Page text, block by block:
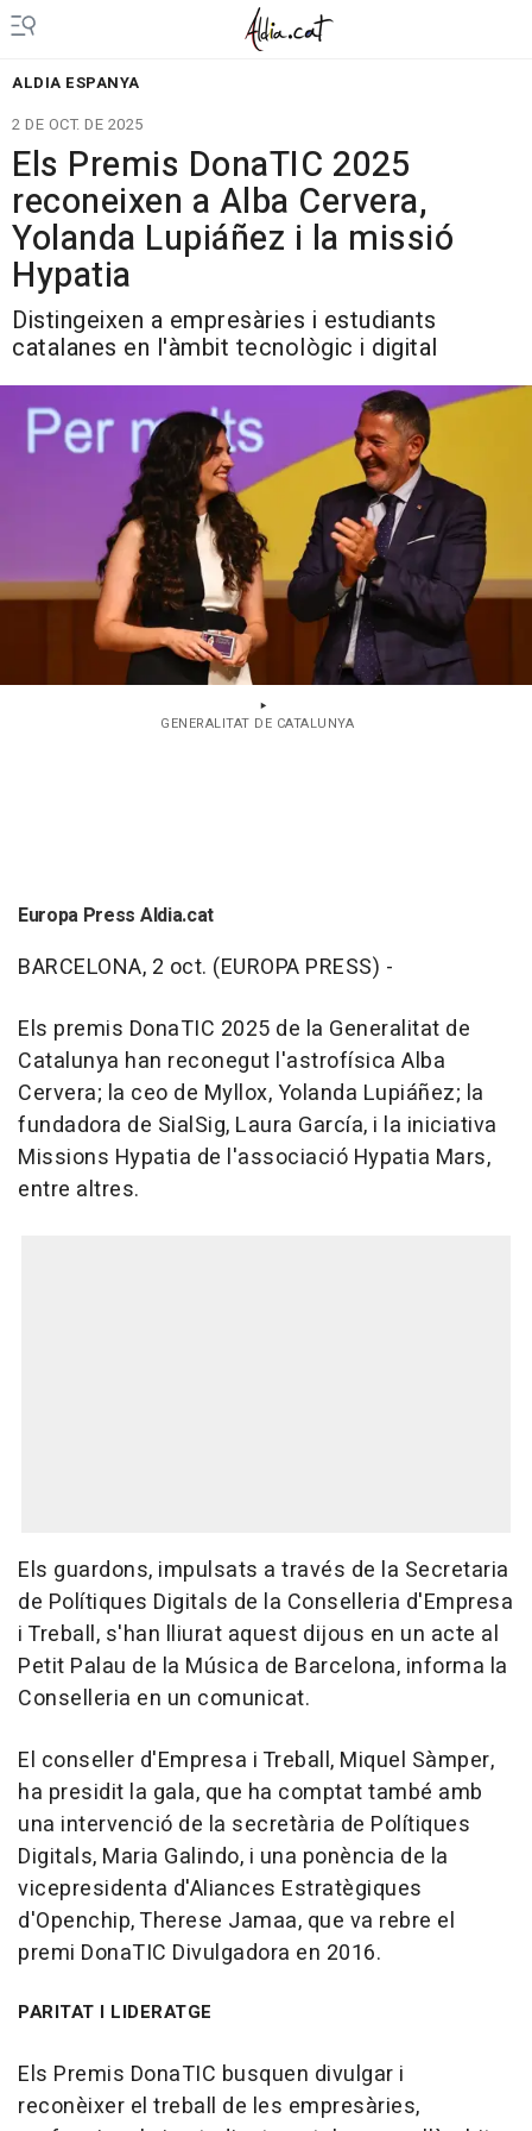
ALDIA ESPANYA
2 DE OCT. DE 2025
Els Premis DonaTIC 2025
reconeixen a Alba Cervera,
Yolanda Lupiáñez i la missió
Hypatia
Distingeixen a empresàries i estudiants
catalanes en l'àmbit tecnològic i digital
GENERALITAT DE CATALUNYA
Europa Press Aldia.cat
BARCELONA, 2 oct. (EUROPA PRESS) -
Els premis DonaTIC 2025 de la Generalitat de
Catalunya han reconegut l'astrofísica Alba
Cervera; la ceo de Myllox, Yolanda Lupiáñez; la
fundadora de SialSig, Laura García, i la iniciativa
Missions Hypatia de l'associació Hypatia Mars,
entre altres.
Els guardons, impulsats a través de la Secretaria
de Polítiques Digitals de la Conselleria d'Empresa
i Treball, s'han lliurat aquest dijous en un acte al
Petit Palau de la Música de Barcelona, informa la
Conselleria en un comunicat.
El conseller d'Empresa i Treball, Miquel Sàmper,
ha presidit la gala, que ha comptat també amb
una intervenció de la secretària de Polítiques
Digitals, Maria Galindo, i una ponència de la
vicepresidenta d'Aliances Estratègiques
d'Openchip, Therese Jamaa, que va rebre el
premi DonaTIC Divulgadora en 2016.
PARITAT I LIDERATGE
Els Premis DonaTIC busquen divulgar i
reconèixer el treball de les empresàries,